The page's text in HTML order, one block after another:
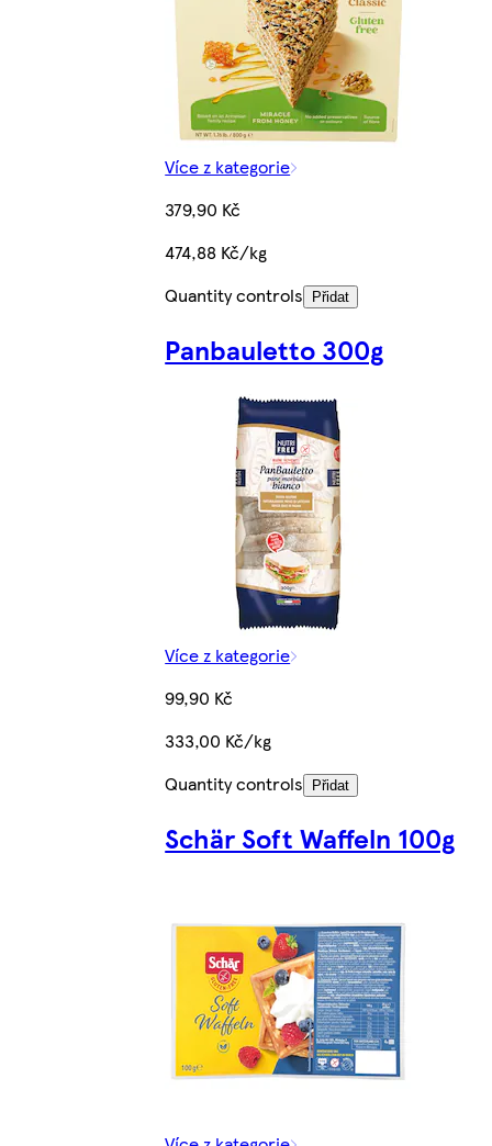
Více z kategorie
379,90 Kč
474,88 Kč/kg
Quantity controls
Přidat
Panbauletto 300g
Více z kategorie
99,90 Kč
333,00 Kč/kg
Quantity controls
Přidat
Schär Soft Waffeln 100g